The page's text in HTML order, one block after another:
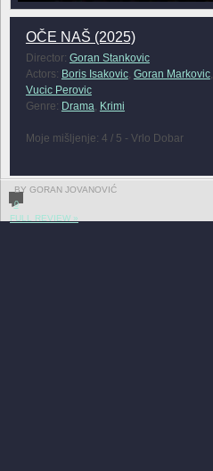
OČE NAŠ (2025)
Director: Goran Stankovic
Actors: Boris Isakovic, Goran Markovic,
Vucic Perovic
Genre: Drama, Krimi
Moje mišljenje: 4 / 5 - Vrlo Dobar
BY GORAN JOVANOVIĆ
0
FULL REVIEW »